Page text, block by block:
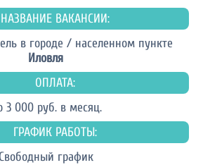
НАЗВАНИЕ ВАКАНСИИ:
в городе / населенном пункте
Иловля
ОПЛАТА:
3 000 руб. в месяц.
ГРАФИК РАБОТЫ:
Свободный график